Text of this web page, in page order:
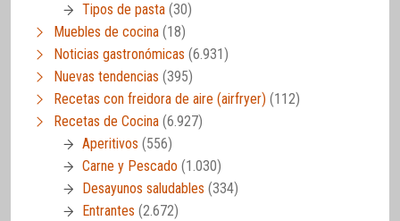
Tipos de pasta (30)
Muebles de cocina (18)
Noticias gastronómicas (6.931)
Nuevas tendencias (395)
Recetas con freidora de aire (airfryer) (112)
Recetas de Cocina (6.927)
Aperitivos (556)
Carne y Pescado (1.030)
Desayunos saludables (334)
Entrantes (2.672)